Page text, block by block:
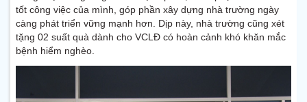
tốt công việc của mình, góp phần xây dựng nhà trường ngày
càng phát triển vững mạnh hơn. Dịp này, nhà trường cũng xét
tặng 02 suất quà dành cho VCLĐ có hoàn cảnh khó khăn mắc
bệnh hiểm nghèo.